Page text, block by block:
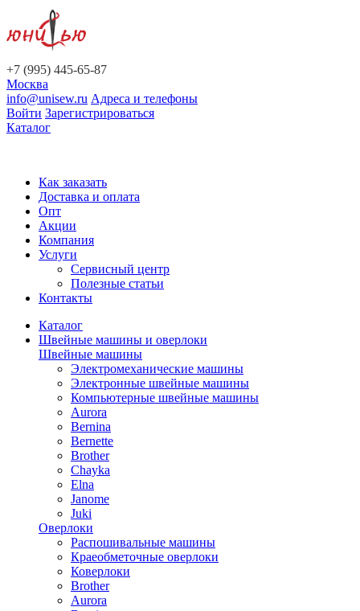
+7 (995) 445-65-87
Москва
info@unisew.ru Адреса и телефоны
Войти Зарегистрироваться
Каталог
Как заказать
Доставка и оплата
Опт
Акции
Компания
Услуги
Сервисный центр
Полезные статьи
Контакты
Каталог
Швейные машины и оверлоки
Швейные машины
Электромеханические машины
Электронные швейные машины
Компьютерные швейные машины
Aurora
Bernina
Bernette
Brother
Chayka
Elna
Janome
Juki
Оверлоки
Распошивальные машины
Краеобметочные оверлоки
Коверлоки
Brother
Aurora